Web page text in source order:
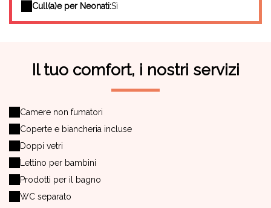
Cull(a)e per Neonati:Sì
Il tuo comfort, i nostri servizi
Camere non fumatori
Coperte e biancheria incluse
Doppi vetri
Lettino per bambini
Prodotti per il bagno
WC separato